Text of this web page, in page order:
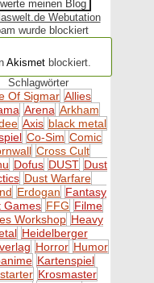
Webutation
wurde blockiert
Akismetblockiert.
Schlagwörter
Of Sigmar Allies
Arena Arkham
Axis black metal
Co-Sim Comic
Cross Cult
Dofus DUST Dust
Dust Warfare
Erdogan Fantasy
Games FFG Filme
Workshop Heavy
Heidelberger
Horror Humor
Kartenspiel
Krosmaster